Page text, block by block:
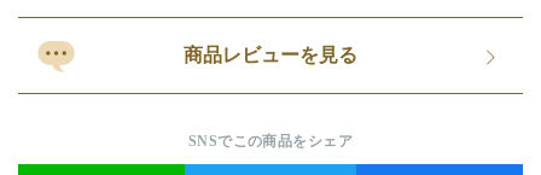
商品レビューを見る
SNSでこの商品をシェア